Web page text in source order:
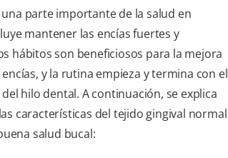
una parte importante de la salud en
mantener las encías fuertes y
hábitos son beneficiosos para la mejora
y la rutina empieza y termina con el
hilo dental. A continuación, se explica
características del tejido gingival normal
salud bucal: